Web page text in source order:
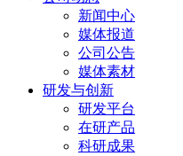
新闻中心
媒体报道
公司公告
媒体素材
研发与创新
研发平台
在研产品
科研成果